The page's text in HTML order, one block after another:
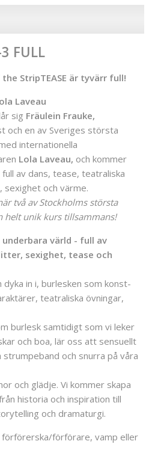
FULL
StripTEASE är tyvärr full!
Laveau
sig Fräulein Frauke,
och en av Sveriges största
internationella
Lola Laveau, och kommer
av dans, tease, teatraliska
sexighet och värme.
två av Stockholms största
helt unik kurs tillsammans!
värld - full av
sexighet, tease och
in i, burlesken som konst-
teatraliska övningar,
burlesk samtidigt som vi leker
och boa, lär oss att sensuellt
och snurra på våra
och glädje. Vi kommer skapa
historia och inspiration till
och dramaturgi.
förförerska/förförare, vamp eller